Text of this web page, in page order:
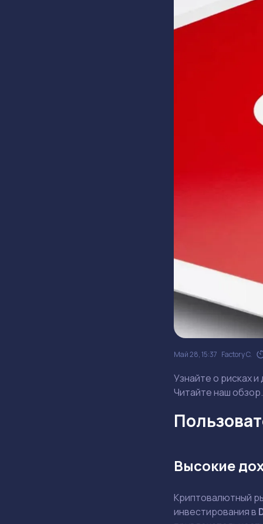
Май 28, 15:37 Factory C.
Узнайте о рисках
Читайте наш обзор.
Высокие
Криптовалютный
инвестирования в